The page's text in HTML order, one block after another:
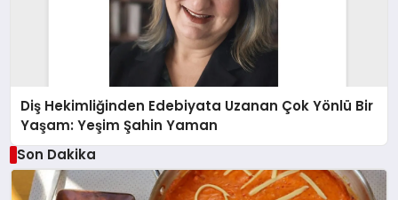
Diş Hekimliğinden Edebiyata Uzanan Çok Yönlü Bir
Yaşam: Yeşim Şahin Yaman
Son Dakika